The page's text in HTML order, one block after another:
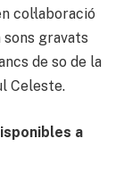
col·laboració
gravats
de so de la
Celeste.
a